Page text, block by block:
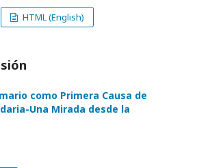
HTML (English)
como Primera Causa de
Una Mirada desde la